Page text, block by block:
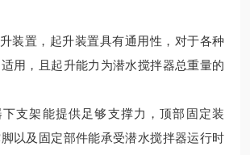
装置，起升装置具有通用性，对于各种
用，且起升能力为潜水搅拌器总重量的
下支架能提供足够支撑力，顶部固定装
以及固定部件能承受潜水搅拌器运行时